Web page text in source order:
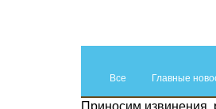
Все Главные
Приносим извинения,